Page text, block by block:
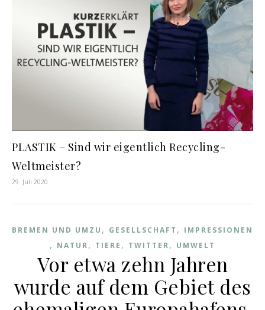
PLASTIK – Sind wir eigentlich Recycling-
Weltmeister?
29. Juli 2020
BREMEN UND UMZU , GESELLSCHAFT , IMPRESSIONEN
, NATUR, TIERE , TWITTER, UMWELT
Vor etwa zehn Jahren
wurde auf dem Gebiet des